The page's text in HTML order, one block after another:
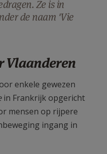
Ze is in
de naam 'Vie
Vlaanderen
enkele gewezen
in Frankrijk opgericht
mensen op rijpere
ingang in